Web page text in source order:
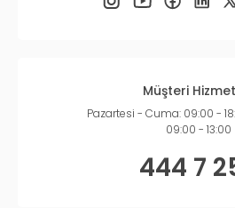
Müşteri
Pazartesi - Cuma: 09:00 -
09:00 - 13:00
444 7